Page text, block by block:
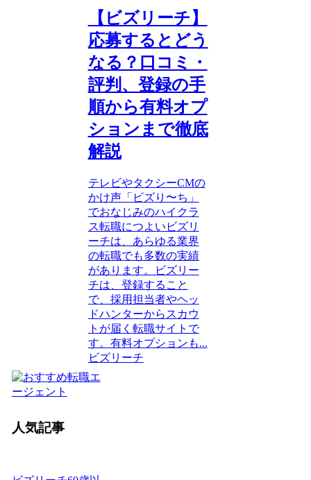
【ビズリーチ】
応募するとどう
なる？口コミ・
評判、登録の手
順から有料オプ
ションまで徹底
解説
テレビやタクシーCMの
かけ声「ビズり〜ち」
でおなじみのハイクラ
ス転職につよいビズリ
ーチは、あらゆる業界
の転職でも多数の実績
があります。ビズリー
チは、登録すること
で、採用担当者やヘッ
ドハンターからスカウ
トが届く転職サイトで
す。有料オプションも...
ビズリーチ
人気記事